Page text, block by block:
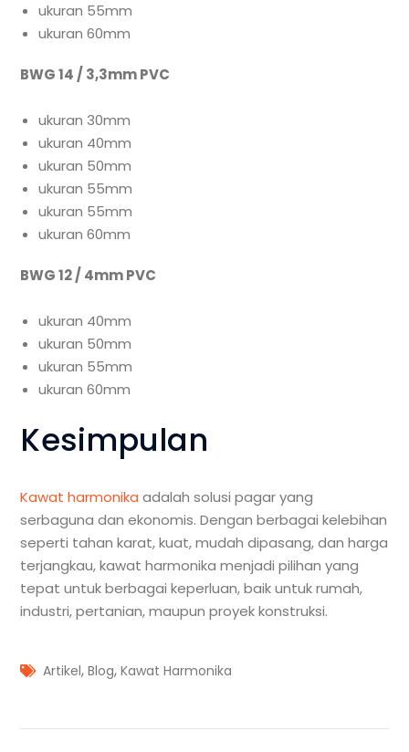
ukuran 55mm
ukuran 60mm
BWG 14 / 3,3mm PVC
ukuran 30mm
ukuran 40mm
ukuran 50mm
ukuran 55mm
ukuran 55mm
ukuran 60mm
BWG 12 / 4mm PVC
ukuran 40mm
ukuran 50mm
ukuran 55mm
ukuran 60mm
Kesimpulan
Kawat harmonika adalah solusi pagar yang
serbaguna dan ekonomis. Dengan berbagai kelebihan
seperti tahan karat, kuat, mudah dipasang, dan harga
terjangkau, kawat harmonika menjadi pilihan yang
tepat untuk berbagai keperluan, baik untuk rumah,
industri, pertanian, maupun proyek konstruksi.
Artikel,Blog,Kawat Harmonika